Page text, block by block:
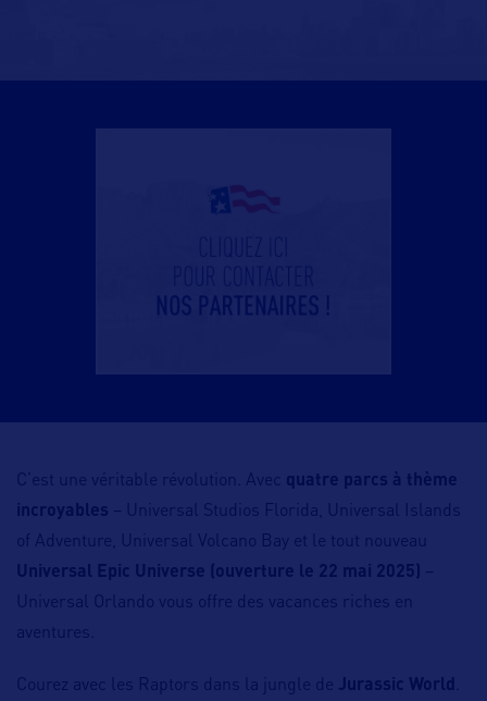
C’est une véritable révolution. Avec quatre parcs à thème
incroyables – Universal Studios Florida, Universal Islands
of Adventure, Universal Volcano Bay et le tout nouveau
Universal Epic Universe (ouverture le 22 mai 2025)
–
Universal Orlando vous offre des vacances riches en
aventures.
Courez avec les Raptors dans la jungle de Jurassic World